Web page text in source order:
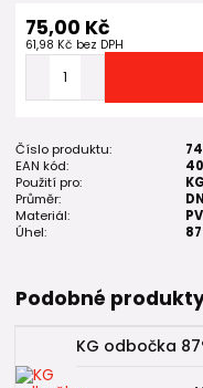
75,00 Kč
61,98 Kč bez DPH
Číslo produktu:
EAN kód:
Použití pro:
Průměr:
Materiál:
Úhel:
Podobné
KG odbočka